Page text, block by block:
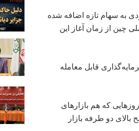
به سهام تازه اضافه شده
چین از زمان آغاز این
قابل معامله
از ۲۴ آوریل اجازه دارند در تمام روزهایی که هم بازارهای
دو طرفه‌ بازار